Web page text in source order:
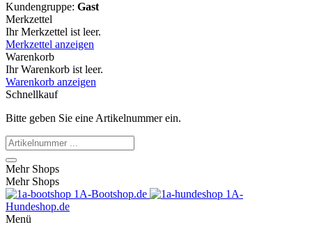
Kundengruppe: Gast
Merkzettel
Ihr Merkzettel ist leer.
Merkzettel anzeigen
Warenkorb
Ihr Warenkorb ist leer.
Warenkorb anzeigen
Schnellkauf
Bitte geben Sie eine Artikelnummer ein.
Mehr Shops
Mehr Shops
1A-Bootshop.de
1A-
Hundeshop.de
Menü